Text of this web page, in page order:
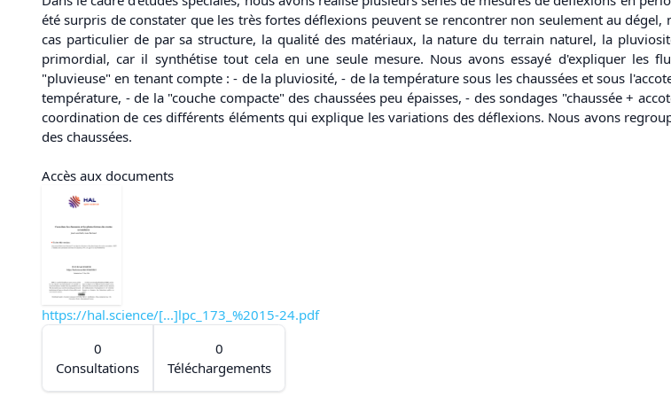
été surpris de constater que les très fortes déflexions peuvent se rencontrer non seulement au
cas particulier de par sa structure, la qualité des matériaux, la nature du terrain naturel, la
primordial, car il synthétise tout cela en une seule mesure. Nous avons essayé d'expliquer les
"pluvieuse" en tenant compte : - de la pluviosité, - de la température sous les chaussées et sous
température, - de la "couche compacte" des chaussées peu épaisses, - des sondages "chaussée +
coordination de ces différents éléments qui explique les variations des déflexions. Nous avons
des chaussées.
Accès aux documents
https://hal.science/[...]lpc_173_%2015-24.pdf
0
Consultations
0
Téléchargements